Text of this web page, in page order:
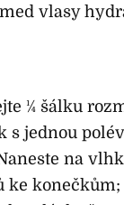
vlasy
1⁄4 šálku
s jednou
na
ke konečkům;